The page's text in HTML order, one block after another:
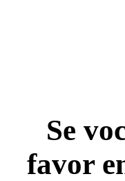
Se
favor